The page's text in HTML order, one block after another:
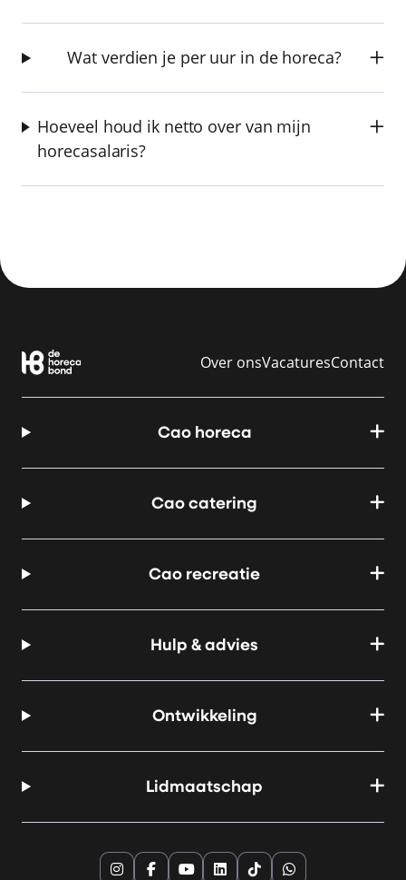
Wat verdien je per uur in de horeca?
Hoeveel houd ik netto over van mijn
horecasalaris?
Over onsVacaturesContact
Cao horeca
Cao catering
Cao recreatie
Hulp & advies
Ontwikkeling
Lidmaatschap